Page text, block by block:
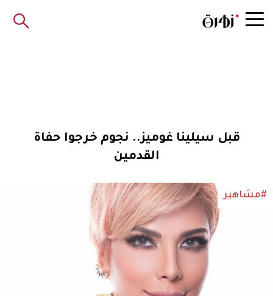
قبل سيلينا غوميز.. نجوم خرجوا حفاة
القدمين
#مشاهير